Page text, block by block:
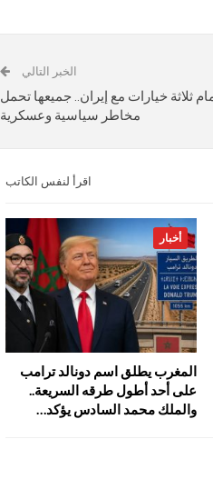
الخبر التالي
ثلاثة خيارات مع إيران.. جميعها تحمل
مخاطر سياسية وعسكرية
اقرأ لنفس الكاتب
أخبار
المغرب يطلق اسم دونالد ترامب
على أحد أطول طرقه السريعة..
والملك محمد السادس يؤكد…